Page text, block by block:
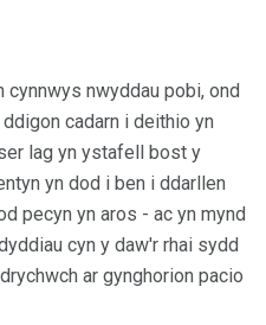
cynnwys nwyddau pobi, ond
cadarn i deithio yn
lag yn ystafell bost y
yn dod i ben i ddarllen
pecyn yn aros - ac yn mynd
cyn y daw'r rhai sydd
ar gynghorion pacio